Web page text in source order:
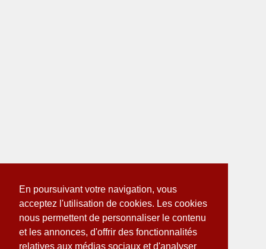
En poursuivant votre navigation, vous
acceptez l'utilisation de cookies. Les cookies
nous permettent de personnaliser le contenu
et les annonces, d'offrir des fonctionnalités
relatives aux médias sociaux et d'analyser